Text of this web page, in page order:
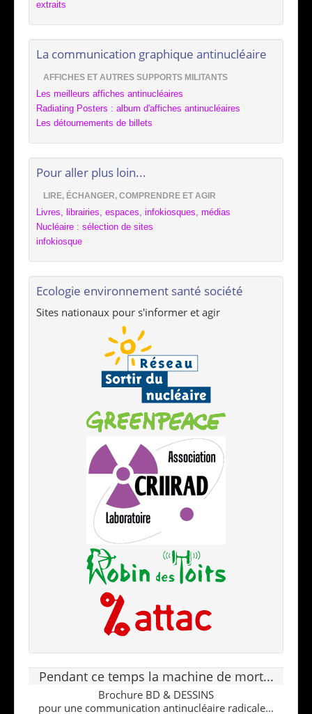
extraits
La communication graphique antinucléaire
AFFICHES ET AUTRES SUPPORTS MILITANTS
Les meilleurs affiches antinucléaires
Radiating Posters : album d'affiches antinucléaires
Les détournements de billets
Pour aller plus loin...
LIRE, ÉCHANGER, COMPRENDRE ET AGIR
Livres, librairies, espaces, infokiosques, médias
Nucléaire : sélection de sites
infokiosque
Ecologie environnement santé société
Sites nationaux pour s'informer et agir
Pendant ce temps la machine de mort...
Brochure BD & DESSINS
pour une communication antinucléaire radicale...